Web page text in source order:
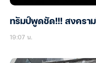
ทรัมป์พูดชัด!!! สงคราม
19:07 น.